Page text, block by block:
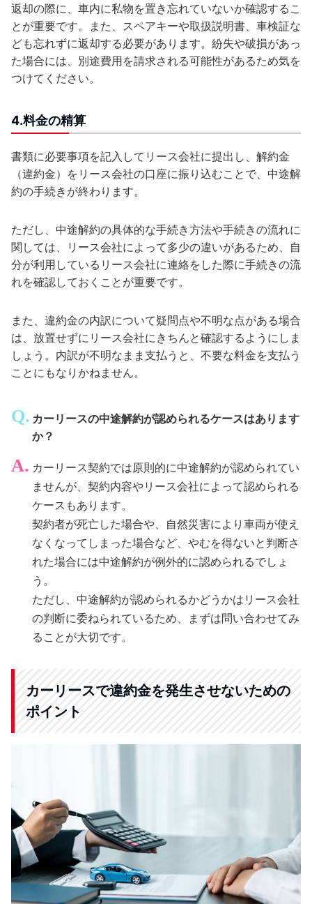
返却の際に、車内に私物を置き忘れていないか確認するこ
とが重要です。また、スペアキーや取扱説明書、車検証な
ども忘れずに返却する必要があります。紛失や破損があっ
た場合には、別途費用を請求される可能性があるため気を
つけてください。
4.料金の精算
書類に必要事項を記入してリース会社に提出し、解約金
（違約金）をリース会社の口座に振り込むことで、中途解
約の手続きが終わります。
ただし、中途解約の具体的な手続き方法や手続きの流れに
関しては、リース会社によって多少の違いがあるため、自
分が利用しているリース会社に連絡をした際に手続きの流
れを確認しておくことが重要です。
また、違約金の内訳について疑問点や不明な点がある場合
は、放置せずにリース会社にきちんと確認するようにしま
しょう。内訳が不明なまま支払うと、不要な料金を支払う
ことにもなりかねません。
カーリースの中途解約が認められるケースはあります
か？
カーリース契約では原則的に中途解約が認められてい
ませんが、契約内容やリース会社によって認められる
ケースもあります。
契約者が死亡した場合や、自然災害により車両が使え
なくなってしまった場合など、やむを得ないと判断さ
れた場合には中途解約が例外的に認められるでしょ
う。
ただし、中途解約が認められるかどうかはリース会社
の判断に委ねられているため、まずは問い合わせてみ
ることが大切です。
カーリースで違約金を発生させないための
ポイント